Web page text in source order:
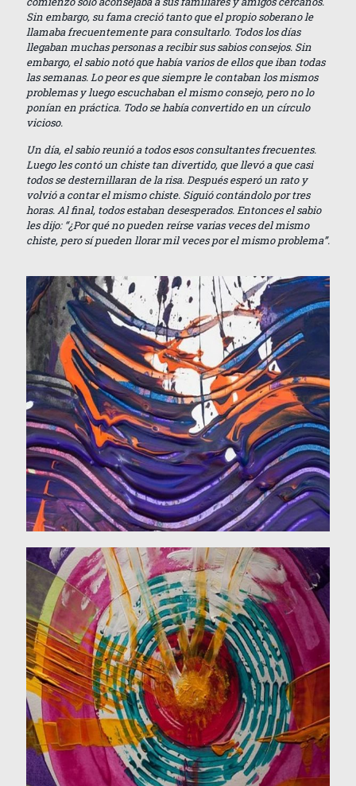
Sin embargo, su fama creció tanto que el propio soberano le
llamaba frecuentemente para consultarlo. Todos los días
llegaban muchas personas a recibir sus sabios consejos. Sin
embargo, el sabio notó que había varios de ellos que iban todas
las semanas. Lo peor es que siempre le contaban los mismos
problemas y luego escuchaban el mismo consejo, pero no lo
ponían en práctica. Todo se había convertido en un círculo
vicioso.
Un día, el sabio reunió a todos esos consultantes frecuentes.
Luego les contó un chiste tan divertido, que llevó a que casi
todos se desternillaran de la risa. Después esperó un rato y
volvió a contar el mismo chiste. Siguió contándolo por tres
horas. Al final, todos estaban desesperados. Entonces el sabio
les dijo: “¿Por qué no pueden reírse varias veces del mismo
chiste, pero sí pueden llorar mil veces por el mismo problema”.